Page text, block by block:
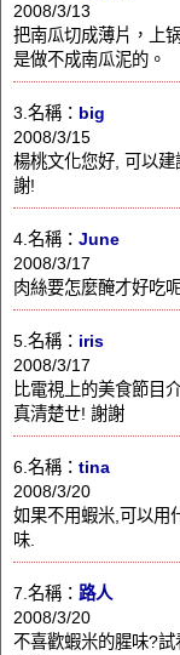
2008/3/13
把南瓜切成薄片，上
是做不成南瓜泥的。
3.名稱： big
2008/3/15
楊桃文化您好, 可以
謝!
4.名稱： June
2008/3/17
肉絲要怎麼醃才好吃
5.名稱： iris
2008/3/17
比電視上的美食節目
真清楚ㄝ! 謝謝
6.名稱： tina
2008/3/20
如果不用蝦米,可以用
味.
7.名稱： 路人
2008/3/20
不喜歡蝦米的腥味?